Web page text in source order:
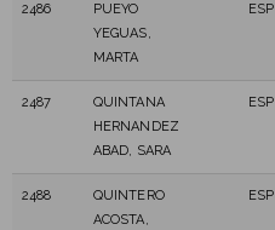
2486
PUEYO
YEGUAS,
MARTA
ESP
2487
QUINTANA
HERNANDEZ
ABAD, SARA
ESP
2488
QUINTERO
ACOSTA,
ESP